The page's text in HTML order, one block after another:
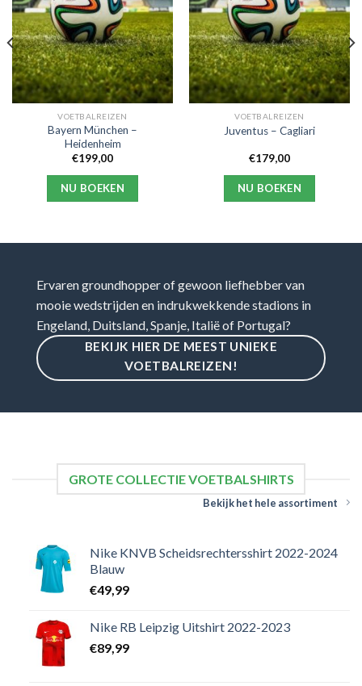
VOETBALREIZEN
Bayern München –
Heidenheim
€199,00
NU BOEKEN
VOETBALREIZEN
Juventus – Cagliari
€179,00
NU BOEKEN
Ervaren groundhopper of gewoon liefhebber van
mooie wedstrijden en indrukwekkende stadions in
Engeland, Duitsland, Spanje, Italië of Portugal?
BEKIJK HIER DE MEEST UNIEKE
VOETBALREIZEN!
GROTE COLLECTIE VOETBALSHIRTS
Bekijk het hele assortiment
Nike KNVB Scheidsrechtersshirt 2022-2024
Blauw
€49,99
Nike RB Leipzig Uitshirt 2022-2023
€89,99